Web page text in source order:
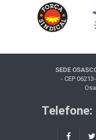
SEDE
- CEP